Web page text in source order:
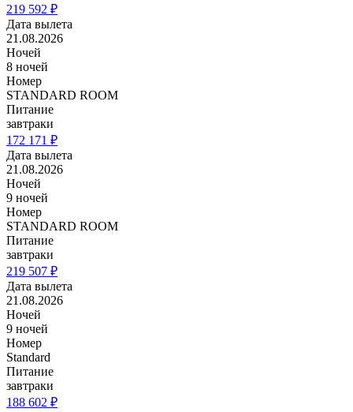
219 592 ₽
Дата вылета
21.08.2026
Ночей
8 ночей
Номер
STANDARD ROOM
Питание
завтраки
172 171 ₽
Дата вылета
21.08.2026
Ночей
9 ночей
Номер
STANDARD ROOM
Питание
завтраки
219 507 ₽
Дата вылета
21.08.2026
Ночей
9 ночей
Номер
Standard
Питание
завтраки
188 602 ₽